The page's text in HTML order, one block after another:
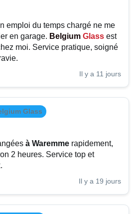
emploi du temps chargé ne me
en garage. Belgium Glass est
moi. Service pratique, soigné
Il y a 11 jours
Glass
à Waremme rapidement,
2 heures. Service top et
Il y a 19 jours